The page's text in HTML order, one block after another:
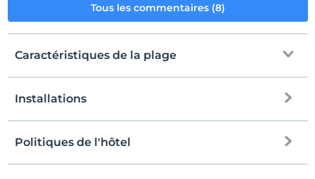
Tous les commentaires (8)
Caractéristiques de la plage
plage publique
plage de sable
Installations
Politiques de l'hôtel
enregistrement